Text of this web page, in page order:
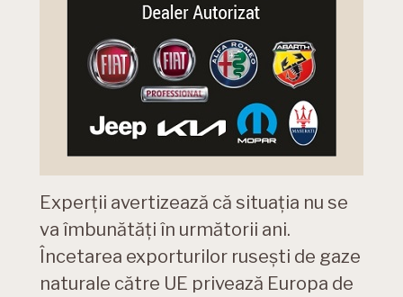
Experții avertizează că situația nu se
va îmbunătăți în următorii ani.
Încetarea exporturilor rusești de gaze
naturale către UE privează Europa de